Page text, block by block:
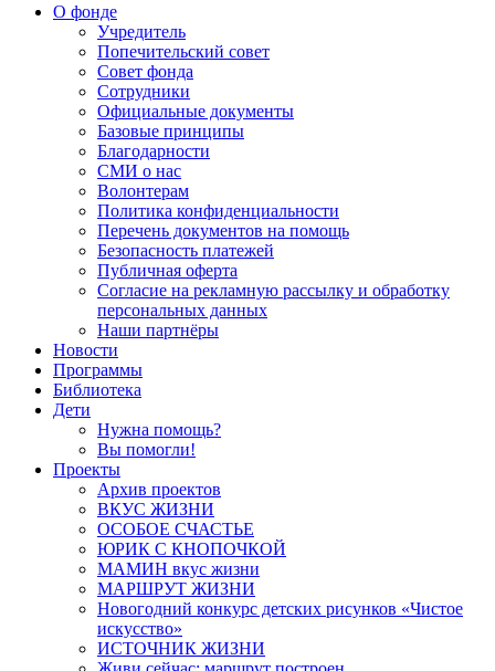
О фонде
Учредитель
Попечительский совет
Совет фонда
Сотрудники
Официальные документы
Базовые принципы
Благодарности
СМИ о нас
Волонтерам
Политика конфиденциальности
Перечень документов на помощь
Безопасность платежей
Публичная оферта
Согласие на рекламную рассылку и обработку
персональных данных
Наши партнёры
Новости
Программы
Библиотека
Дети
Нужна помощь?
Вы помогли!
Проекты
Архив проектов
ВКУС ЖИЗНИ
ОСОБОЕ СЧАСТЬЕ
ЮРИК С КНОПОЧКОЙ
МАМИН вкус жизни
МАРШРУТ ЖИЗНИ
Новогодний конкурс детских рисунков «Чистое
искусство»
ИСТОЧНИК ЖИЗНИ